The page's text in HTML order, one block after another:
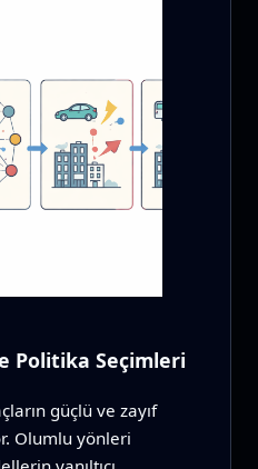
Politika Seçimleri
güçlü ve zayıf
Olumlu yönleri